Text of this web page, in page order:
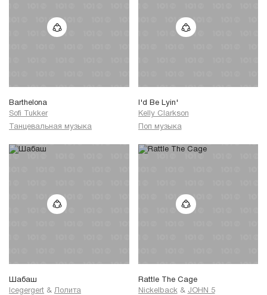
Barthelona
Sofi Tukker
Танцевальная музыка
I'd Be Lyin'
Kelly Clarkson
Поп музыка
Шабаш
Icegergert & Лолита
Rattle The Cage
Nickelback & JOHN 5